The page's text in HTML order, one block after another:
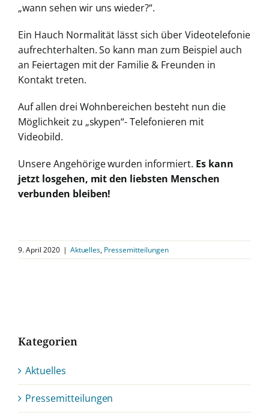
„wann sehen wir uns wieder?“.
Ein Hauch Normalität lässt sich über Videotelefonie
aufrechterhalten. So kann man zum Beispiel auch
an Feiertagen mit der Familie & Freunden in
Kontakt treten.
Auf allen drei Wohnbereichen besteht nun die
Möglichkeit zu „skypen“- Telefonieren mit
Videobild.
Unsere Angehörige wurden informiert. Es kann
jetzt losgehen, mit den liebsten Menschen
verbunden bleiben!
9. April 2020 | Aktuelles, Pressemitteilungen
Kategorien
Aktuelles
Pressemitteilungen